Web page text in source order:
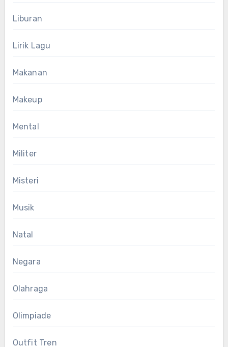
Liburan
Lirik Lagu
Makanan
Makeup
Mental
Militer
Misteri
Musik
Natal
Negara
Olahraga
Olimpiade
Outfit Tren